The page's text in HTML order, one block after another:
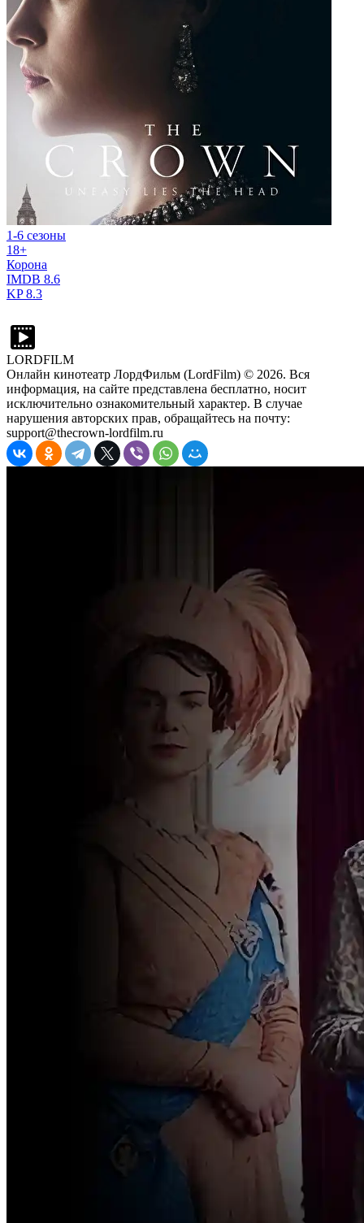
1-6 сезоны
18+
Корона
IMDB 8.6
KP8.3
LORDFILM
Онлайн кинотеатр ЛордФильм (LordFilm) © 2026. Вся
информация, на сайте представлена бесплатно, носит
исключительно ознакомительный характер. В случае
нарушения авторских прав, обращайтесь на почту:
support@thecrown-lordfilm.ru